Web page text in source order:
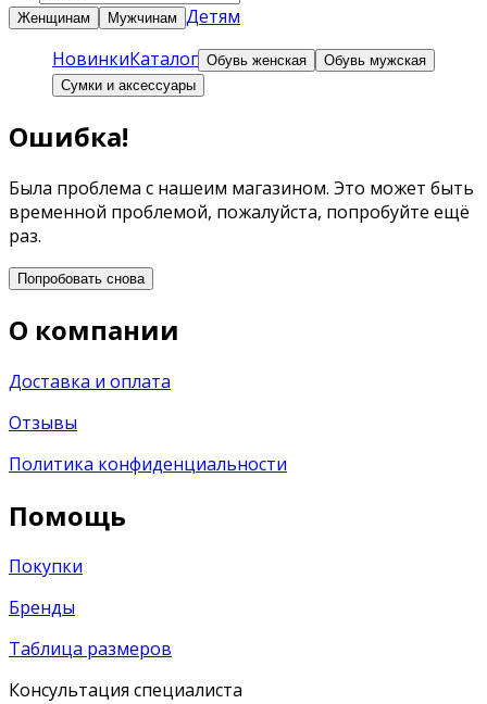
Женщинам Мужчинам Детям
НовинкиКаталог Обувь женская
Обувь мужская
Сумки и аксессуары
Ошибка!
Была проблема с нашеим магазином. Это может быть
временной проблемой, пожалуйста, попробуйте ещё
раз.
Попробовать снова
О компании
Доставка и оплата
Отзывы
Политика конфиденциальности
Помощь
Покупки
Бренды
Таблица размеров
Консультация специалиста